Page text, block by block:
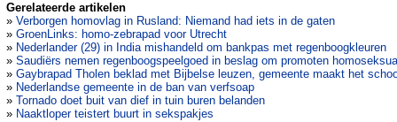
Gerelateerde artikelen
» Verborgen homovlag in Rusland: Niemand had iets in de gaten
» GroenLinks: homo-zebrapad voor Utrecht
» Nederlander (29) in India mishandeld om bankpas met regenboogkleuren
» Saudiërs nemen regenboogspeelgoed in beslag om promoten
» Gaybrapad Tholen beklad met Bijbelse leuzen, gemeente maakt het
» Nederlandse gemeente in de ban van verfsoap
» Tornado doet buit van dief in tuin buren belanden
» Naaktloper teistert buurt in sekspakjes